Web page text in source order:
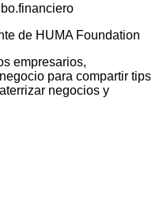
de HUMA Foundation
empresarios,
para compartir tips
negocios y